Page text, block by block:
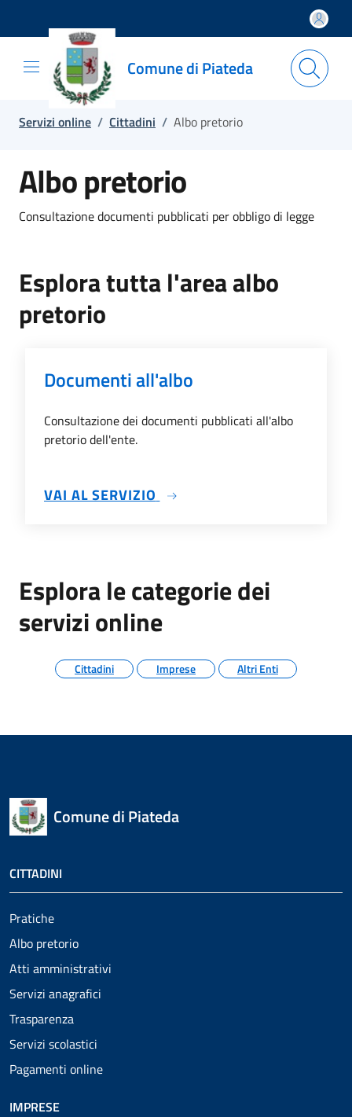
Salta e vai al contenuto
Salta e vai al footer
Comune di Piateda
Servizi online / Cittadini / Albo pretorio
Albo pretorio
Consultazione documenti pubblicati per obbligo di legge
Esplora tutta l'area albo
pretorio
Documenti all'albo
Consultazione dei documenti pubblicati all'albo
pretorio dell'ente.
VAI AL SERVIZIO SU DOCUMENTI ALL'ALBO
Esplora le categorie dei
servizi online
Cittadini Imprese Altri Enti
Comune di Piateda
CITTADINI
Pratiche
Albo pretorio
Atti amministrativi
Servizi anagrafici
Trasparenza
Servizi scolastici
Pagamenti online
IMPRESE